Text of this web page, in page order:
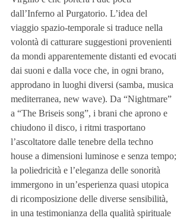
dall’Inferno al Purgatorio. L’idea del
viaggio spazio-temporale si traduce nella
volontà di catturare suggestioni provenienti
da mondi apparentemente distanti ed evocati
dai suoni e dalla voce che, in ogni brano,
approdano in luoghi diversi (samba, musica
mediterranea, new wave). Da “Nightmare”
a “The Briseis song”, i brani che aprono e
chiudono il disco, i ritmi trasportano
l’ascoltatore dalle tenebre della techno
house a dimensioni luminose e senza tempo;
la poliedricità e l’eleganza delle sonorità
immergono in un’esperienza quasi utopica
di ricomposizione delle diverse sensibilità,
in una testimonianza della qualità spirituale